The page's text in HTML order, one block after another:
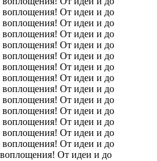
От идеи и до
От идеи и до
От идеи и до
От идеи и до
От идеи и до
От идеи и до
От идеи и до
От идеи и до
От идеи и до
От идеи и до
От идеи и до
От идеи и до
От идеи и до
От идеи и до